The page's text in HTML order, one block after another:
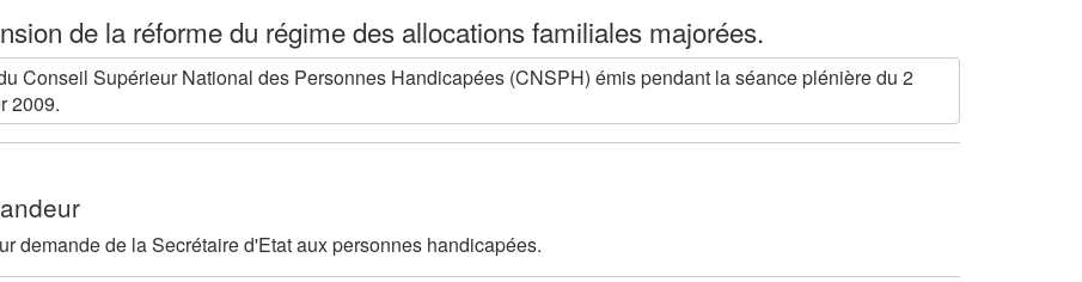
de la réforme du régime des allocations familiales majorées.
Conseil Supérieur National des Personnes Handicapées (CNSPH) émis pendant la séance plénière du 2
2009.
demande de la Secrétaire d'Etat aux personnes handicapées.